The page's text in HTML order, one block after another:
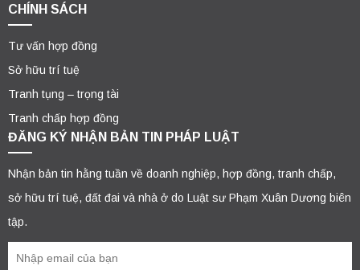
CHÍNH SÁCH
Tư vấn hợp đồng
Sở hữu trí tuệ
Tranh tụng – trọng tài
Tranh chấp hợp đồng
ĐĂNG KÝ NHẬN BẢN TIN PHÁP LUẬT
Nhận bản tin hằng tuần về doanh nghiệp, hợp đồng, tranh chấp,
sở hữu trí tuệ, đất đai và nhà ở do Luật sư Phạm Xuân Dương biên
tập.